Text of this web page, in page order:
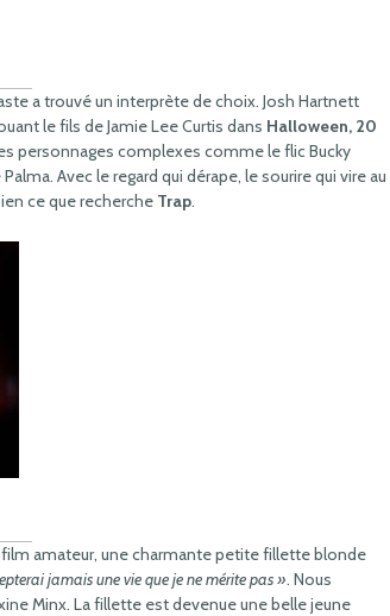
a trouvé un interprète de choix. Josh Hartnett
le fils de Jamie Lee Curtis dans Halloween, 20
personnages complexes comme le flic Bucky
Avec le regard qui dérape, le sourire qui vire au
ce que recherche Trap.
film amateur, une charmante petite fillette blonde
jamais une vie que je ne mérite pas ». Nous
Minx. La fillette est devenue une belle jeune